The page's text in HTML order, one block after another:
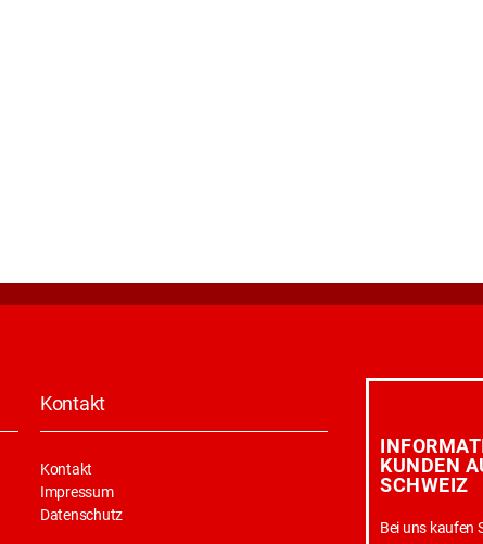
Kontakt
Kontakt
Impressum
Datenschutz
KUNDEN
SCHWEIZ
Bei uns kaufen